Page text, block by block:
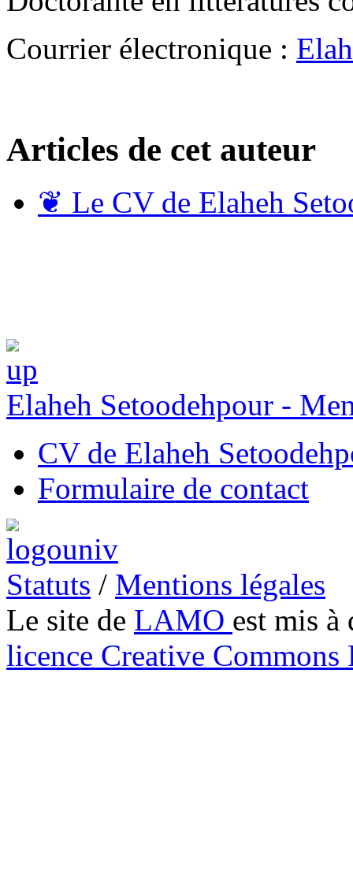
Courrier électronique :
Articles de cet auteur
❦ Le CV de Elaheh
Elaheh Setoodehpour -
CV de Elaheh
Formulaire de contact
Statuts / Mentions légales
Le site de LAMO est mis à
licence Creative